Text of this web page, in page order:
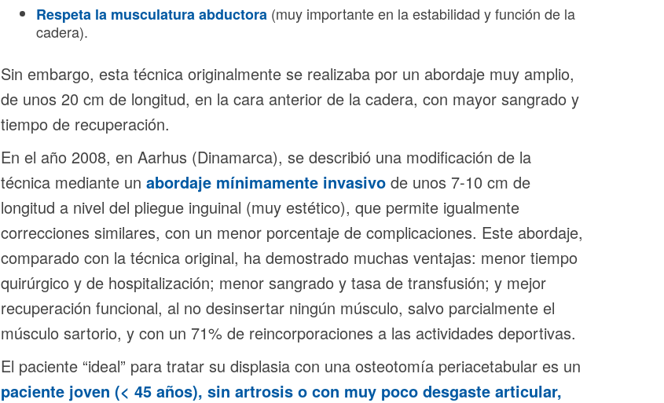
Respeta la musculatura abductora (muy importante en la estabilidad y función de la
cadera).
Sin embargo, esta técnica originalmente se realizaba por un abordaje muy amplio,
de unos 20 cm de longitud, en la cara anterior de la cadera, con mayor sangrado y
tiempo de recuperación.
En el año 2008, en Aarhus (Dinamarca), se describió una modificación de la
técnica mediante un abordaje mínimamente invasivode unos 7-10 cm de
longitud a nivel del pliegue inguinal (muy estético), que permite igualmente
correcciones similares, con un menor porcentaje de complicaciones. Este abordaje,
comparado con la técnica original, ha demostrado muchas ventajas: menor tiempo
quirúrgico y de hospitalización; menor sangrado y tasa de transfusión; y mejor
recuperación funcional, al no desinsertar ningún músculo, salvo parcialmente el
músculo sartorio, y con un 71% de reincorporaciones a las actividades deportivas.
El paciente “ideal” para tratar su displasia con una osteotomía periacetabular es un
paciente joven (< 45 años), sin artrosis o con muy poco desgaste articular,